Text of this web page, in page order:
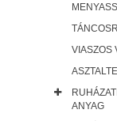
VIASZOS
ANYAG